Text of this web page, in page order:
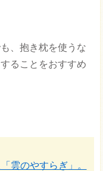
、抱き枕を使うな
ることをおすすめ
雲のやすらぎ」。